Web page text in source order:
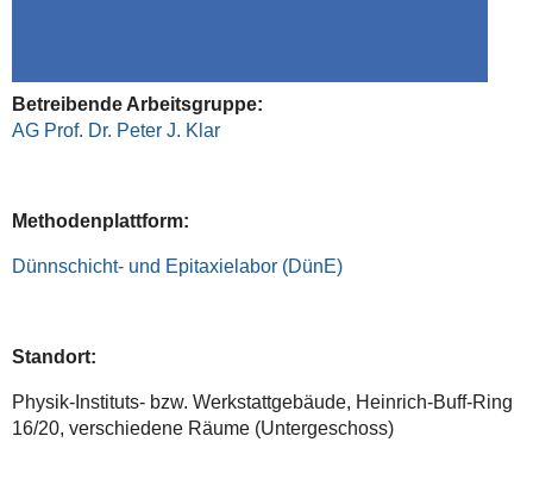
Betreibende Arbeitsgruppe:
AG Prof. Dr. Peter J. Klar
Methodenplattform:
Dünnschicht- und Epitaxielabor (DünE)
Standort:
Physik-Instituts- bzw. Werkstattgebäude, Heinrich-Buff-Ring
16/20, verschiedene Räume (Untergeschoss)